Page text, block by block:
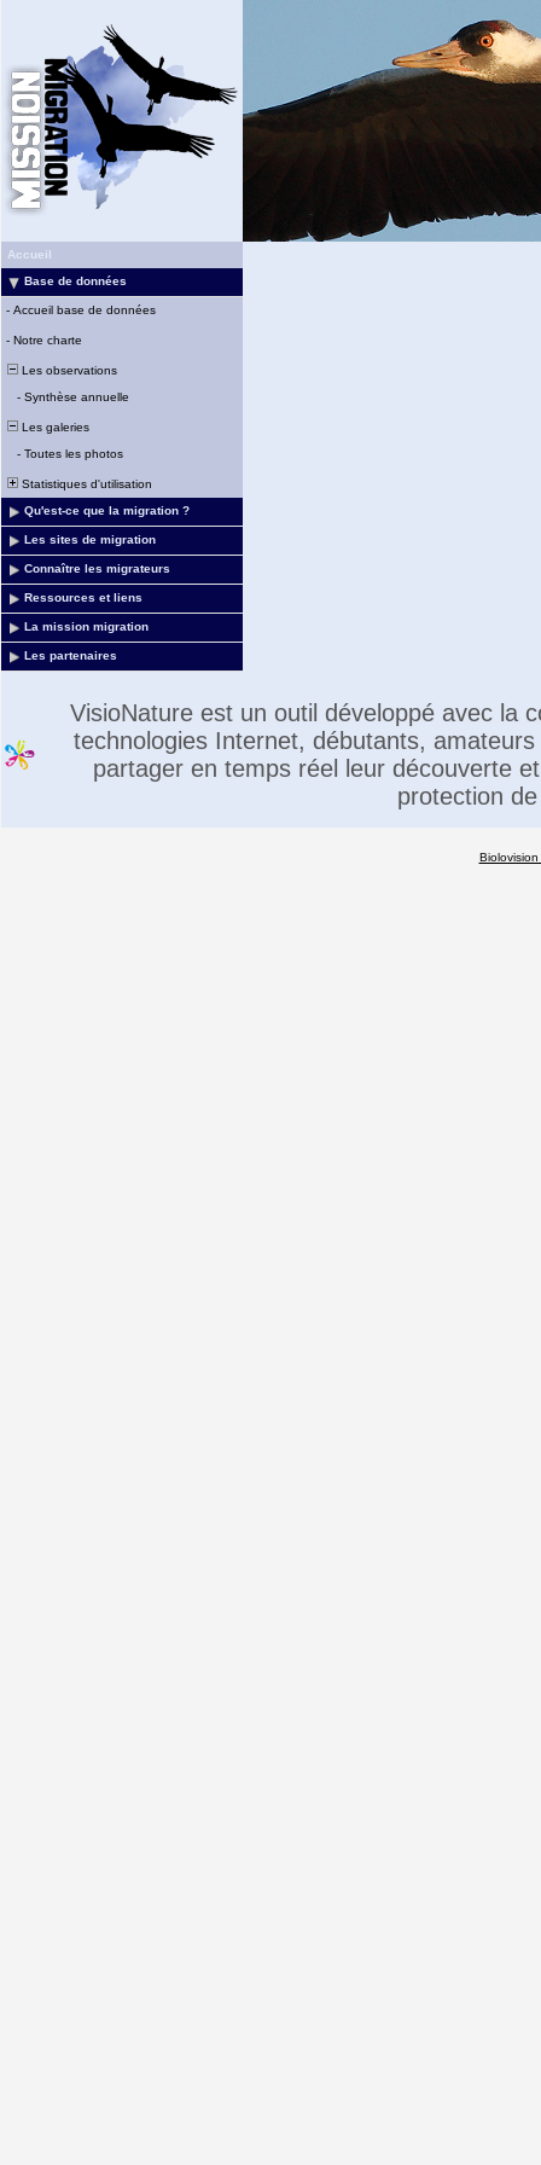
Accueil
Base de données
- Accueil base de données
- Notre charte
Les observations
- Synthèse annuelle
Les galeries
- Toutes les photos
Statistiques d'utilisation
Qu'est-ce que la migration ?
Les sites de migration
Connaître les migrateurs
Ressources et liens
La mission migration
Les partenaires
VisioNature est un outil développé avec la
technologies Internet, débutants,
partager en temps réel leur découverte
protection
Biolovision